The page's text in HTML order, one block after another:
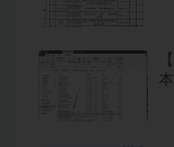
本